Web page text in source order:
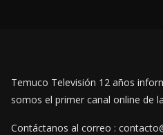
Temuco Televisión 12 años
somos el primer canal online de
Contáctanos al correo :